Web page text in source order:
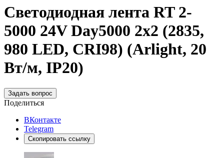
Светодиодная лента RT 2-
5000 24V Day5000 2x2 (2835,
980 LED, CRI98) (Arlight, 20
Вт/м, IP20)
Задать вопрос
Поделиться
ВКонтакте
Telegram
Скопировать ссылку